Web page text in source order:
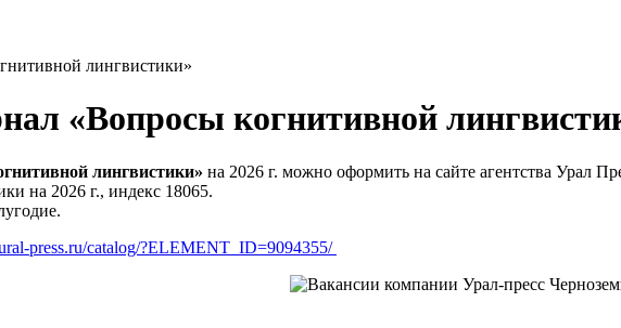
лингвистики»
«Вопросы когнитивной
лингвистики» на 2026 г. можно оформить на сайте агентства Урал
на 2026 г., индекс 18065.
press.ru/catalog/?ELEMENT_ID=9094355/